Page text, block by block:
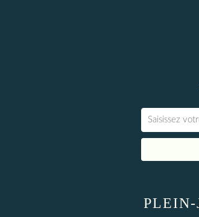
PLEIN-